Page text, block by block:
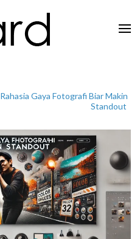
Rahasia Gaya Fotografi Biar Makin
Standout